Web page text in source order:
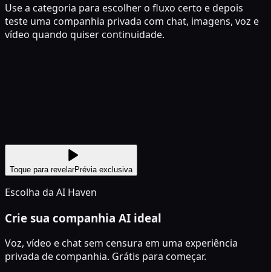
Use a categoria para escolher o fluxo certo e depois
teste uma companhia privada com chat, imagens, voz e
vídeo quando quiser continuidade.
Toque para revelarPrévia exclusiva
Escolha da AI Haven
Crie sua companhia AI ideal
Voz, vídeo e chat sem censura em uma experiência
privada de companhia. Grátis para começar.